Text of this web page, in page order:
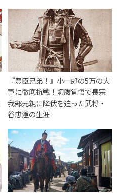
『豊臣兄弟！』小一郎の5万の大
軍に徹底抗戦！切腹覚悟で長宗
我部元親に降伏を迫った武将・
谷忠澄の生涯